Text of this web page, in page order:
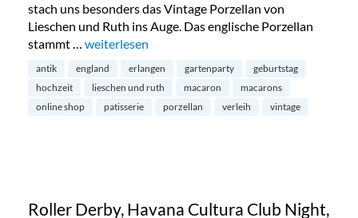
stach uns besonders das Vintage Porzellan von
Lieschen und Ruth ins Auge. Das englische Porzellan
stammt … „Lieschen und Ruth: Vintage-Porzellanverleih“
weiterlesen
antik england erlangen gartenparty
geburtstag
hochzeit
lieschen und ruth macaron
macarons
online shop
patisserie porzellan verleih vintage
Roller Derby, Havana Cultura Club Night,